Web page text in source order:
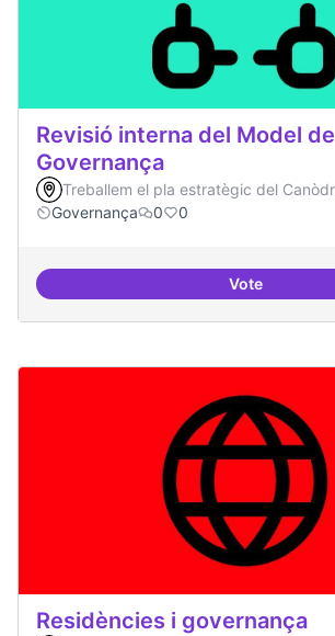
Revisió interna del Model de
Governança
Treballem el pla estratègic del
Governança
0 0
VoteRevisió
Residències i governança